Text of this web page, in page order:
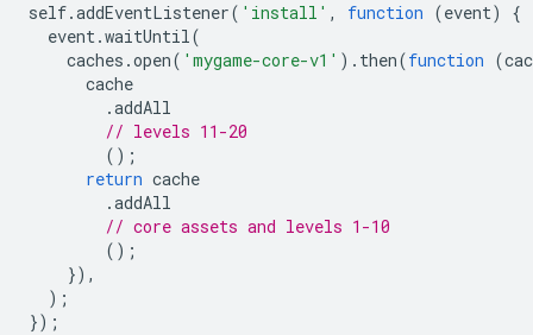
self.addEventListener( 'install' , function (event)
{
event.waitUntil(
caches .open( 'mygame-core-v1' ). then(function (
cache
.addAll
// levels 11-20
();
return cache
.addAll
// core assets and levels 1-10
();
}),
);
});